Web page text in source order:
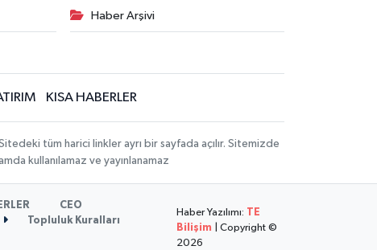
Haber Arşivi
KISA HABERLER
tüm harici linkler ayrı bir sayfada açılır. Sitemizde
kullanılamaz ve yayınlanamaz
CEO
Topluluk Kuralları
Haber Yazılımı: TE
Bilişim | Copyright ©
2026